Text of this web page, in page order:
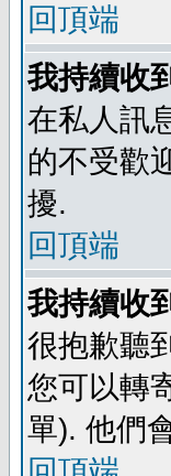
回頂端
我持續收
在私人訊
的不受歡
擾.
回頂端
我持續收
很抱歉聽
您可以轉
單). 他們